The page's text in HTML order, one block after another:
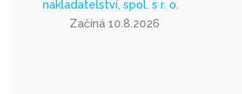
nakladatelství, spol. s r. o.
Začíná 10.8.2026